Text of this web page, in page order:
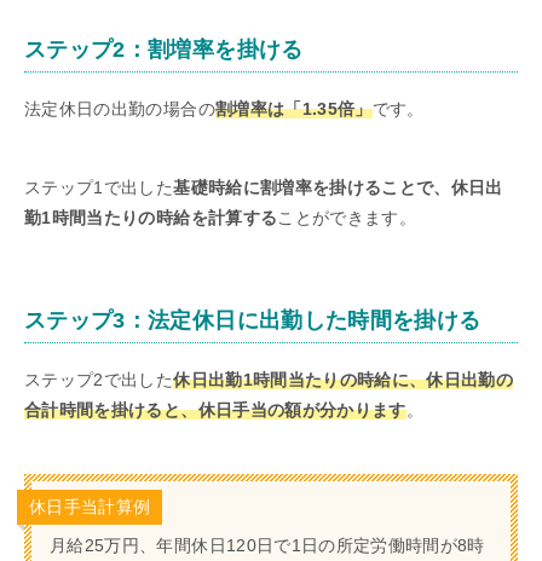
ステップ2：割増率を掛ける
法定休日の出勤の場合の割増率は「1.35倍」です。
ステップ1で出した基礎時給に割増率を掛けることで、休日出
勤1時間当たりの時給を計算することができます。
ステップ3：法定休日に出勤した時間を掛ける
ステップ2で出した休日出勤1時間当たりの時給に、休日出勤の
合計時間を掛けると、休日手当の額が分かります。
休日手当計算例
月給25万円、年間休日120日で1日の所定労働時間が8時